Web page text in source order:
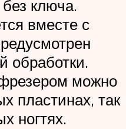
ключа.
вместе с
обработки.
можно
пластинах, так
ногтях.